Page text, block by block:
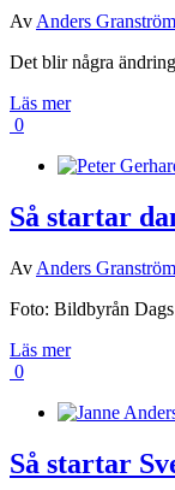
Av Anders Granström
Det blir några
Läs mer
0
Så startar
Av Anders Granström
Foto: Bildbyrån
Läs mer
0
Så startar